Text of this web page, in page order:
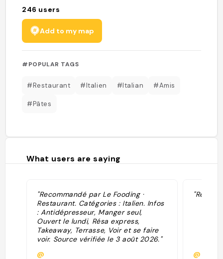
246 users
Add to my map
#POPULAR TAGS
#Restaurant #Italien #Italian #Amis
#Pâtes
What users are saying
"Recommandé par Le Fooding ·
Restaurant. Catégories : Italien. Infos
: Antidépresseur, Manger seul,
Ouvert le lundi, Résa express,
Takeaway, Terrasse, Voir et se faire
voir. Source vérifiée le 3 août 2026."
@
"Resto
@